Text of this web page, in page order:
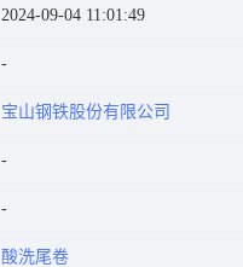
2024-09-04 11:01:49
宝山钢铁股份有限公司
酸洗尾卷